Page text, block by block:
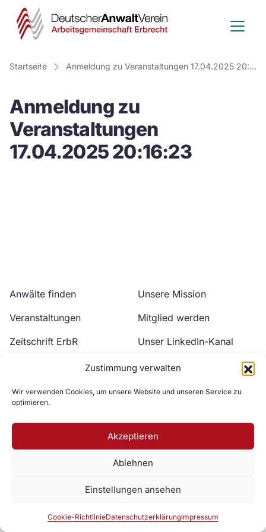
Zustimmung verwalten
Wir verwenden Cookies, um unsere Website und unseren Service zu
optimieren.
Akzeptieren
Ablehnen
Einstellungen ansehen
Cookie-RichtlinieDatenschutzerklärungImpressum
Deutscher
Anwalt
Verein
Startseite Anmeldung zu Veranstaltungen 17.04.2025 20:16:23
Anmeldung zu
Veranstaltungen
17.04.2025 20:16:23
Anwälte finden
Veranstaltungen
Zeitschrift ErbR
Unsere Mission
Mitglied werden
Unser LinkedIn-Kanal
Unser YouTube-Kanal
Zur DAV Webseite